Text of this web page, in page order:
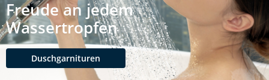
Freude an jedem
Wassertropfen
Duschgarnituren